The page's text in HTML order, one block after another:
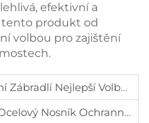
efektivní a
tento produkt od
volbou pro zajištění
Volbou Pro Ochranu Bezpečnosti Na Silnicích
Zábradlí Vynikající Odolnosti Proti Srážkám